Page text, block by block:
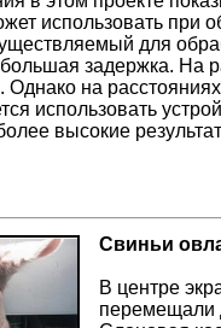
использовать при
для
большая задержка. На
Однако на
использовать
высокие
Свиньи
В центре
перемещали